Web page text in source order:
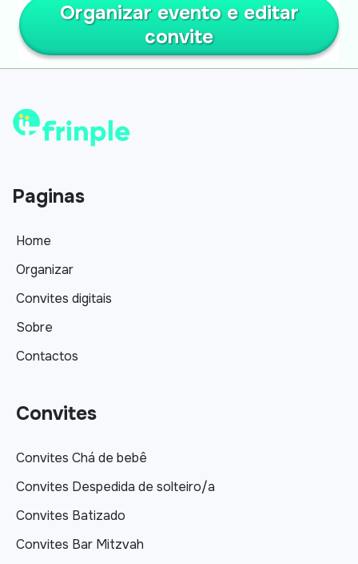
Organizar evento e editar
convite
Paginas
Home
Organizar
Convites digitais
Sobre
Contactos
Convites
Convites Chá de bebê
Convites Despedida de solteiro/a
Convites Batizado
Convites Bar Mitzvah